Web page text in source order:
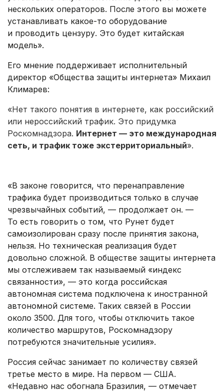
нескольких операторов. После этого вы можете
устанавливать какое-то оборудование
и проводить цензуру. Это будет китайская
модель».
Его мнение поддерживает исполнительный
директор «Общества защиты интернета» Михаил
Климарев:
«Нет такого понятия в интернете, как российский
или нероссийский трафик. Это придумка
Роскомнадзора. Интернет — это международная
сеть, и трафик тоже экстерриториальный».
«В законе говорится, что перенаправление
трафика будет производиться только в случае
чрезвычайных событий, — продолжает он. —
То есть говорить о том, что Рунет будет
самоизолирован сразу после принятия закона,
нельзя. Но техническая реализация будет
довольно сложной. В обществе защиты интернета
мы отслеживаем так называемый «индекс
связанности», — это когда российская
автономная система подключена к иностранной
автономной системе. Таких связей в России
около 3500. Для того, чтобы отключить такое
количество маршрутов, Роскомнадзору
потребуются значительные усилия».
Россия сейчас занимает по количеству связей
третье место в мире. На первом — США.
«Недавно нас обогнала Бразилия, — отмечает